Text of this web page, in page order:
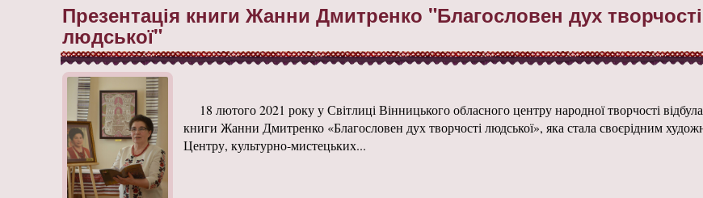
Презентація книги Жанни Дмитренко "Благословен дух творчості
людської"
18 лютого 2021 року у Світлиці Вінницького обласного центру народної творчості
книги Жанни Дмитренко «Благословен дух творчості людської», яка стала своєрідним
Центру, культурно-мистецьких...